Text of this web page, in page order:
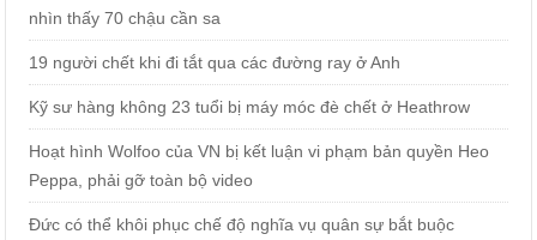
nhìn thấy 70 chậu cần sa
19 người chết khi đi tắt qua các đường ray ở Anh
Kỹ sư hàng không 23 tuổi bị máy móc đè chết ở Heathrow
Hoạt hình Wolfoo của VN bị kết luận vi phạm bản quyền Heo
Peppa, phải gỡ toàn bộ video
Đức có thể khôi phục chế độ nghĩa vụ quân sự bắt buộc